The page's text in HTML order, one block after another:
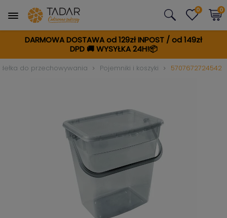
DARMOWA DOSTAWA od 129zł INPOST / od 149zł
DPD🚚WYSYŁKA 24H!📦
0 0
do przechowywania Pojemniki i koszyki 5707672724542